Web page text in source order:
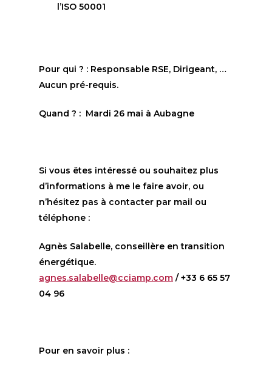
l’ISO 50001
Pour qui ? : Responsable RSE, Dirigeant, …
Aucun pré-requis.
Quand ? : Mardi 26 mai à Aubagne
Si vous êtes intéressé ou souhaitez plus
d’informations à me le faire avoir, ou
n’hésitez pas à contacter par mail ou
téléphone :
Agnès Salabelle, conseillère en transition
énergétique.
agnes.salabelle@cciamp.com / +33 6 65 57
04 96
Pour en savoir plus :